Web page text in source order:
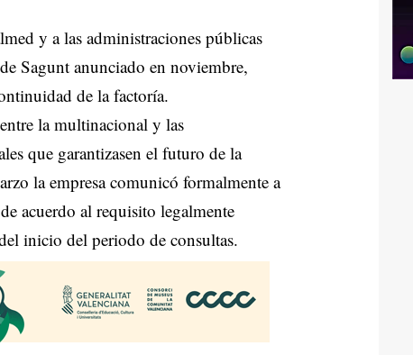
y a las administraciones públicas
Sagunt anunciado en noviembre,
de la factoría.
la multinacional y las
que garantizasen el futuro de la
la empresa comunicó formalmente a
acuerdo al requisito legalmente
inicio del periodo de consultas.